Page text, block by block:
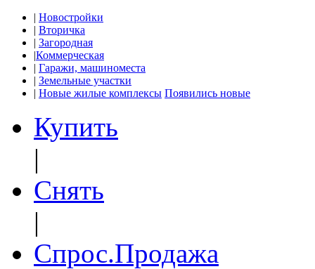
| Новостройки
| Вторичка
| Загородная
|Коммерческая
| Гаражи, машиноместа
| Земельные участки
| Новые жилые комплексы Появились новые
Купить
|
Снять
|
Спрос.Продажа